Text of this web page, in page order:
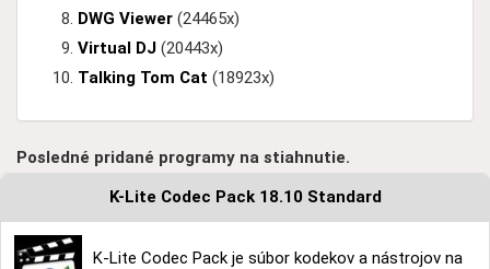
DWG Viewer (24465x)
Virtual DJ (20443x)
Talking Tom Cat (18923x)
Posledné pridané programy na stiahnutie.
K-Lite Codec Pack 18.10 Standard
K-Lite Codec Pack je súbor kodekov a nástrojov na